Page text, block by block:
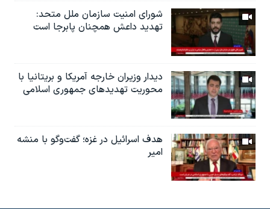
شورای امنیت سازمان ملل متحد:
تهدید داعش همچنان پابرجا است
دیدار وزیران خارجە آمریکا و بریتانیا با
محوریت تهدیدهای جمهوری اسلامی
هدف اسرائیل در غزه؛ گفت‌وگو با منشه
امیر